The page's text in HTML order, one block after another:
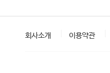
회사소개 이용약관